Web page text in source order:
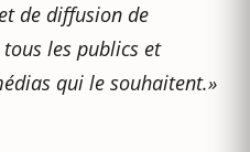
de diffusion de
les publics et
qui le souhaitent.»